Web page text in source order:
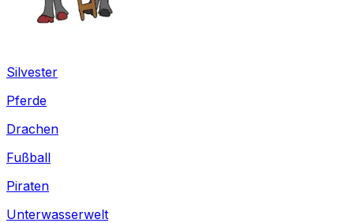
Silvester
Pferde
Drachen
Fußball
Piraten
Unterwasserwelt